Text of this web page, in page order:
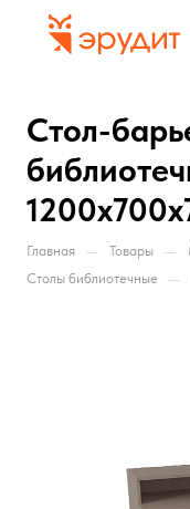
Стол-
Главная — Товары —
Столы библиотечные —